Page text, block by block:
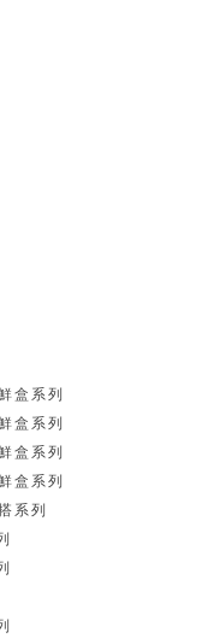
盒系列
盒系列
盒系列
盒系列
系列